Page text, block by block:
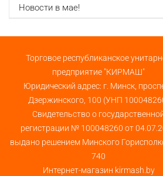
Новости в мае!
Торговое республиканское
предприятие "КИРМАШ"
Юридический адрес: г. Минск,
Дзержинского, 100 (УНП
Свидетельство о
регистрации № 100048260 от
выдано решением Минского
740
Интернет-магазин kirmash.by